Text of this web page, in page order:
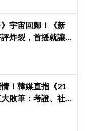
》宇宙回歸！《新
炸裂，首播就讓
情！韓媒直指《21
敗筆：考證、社